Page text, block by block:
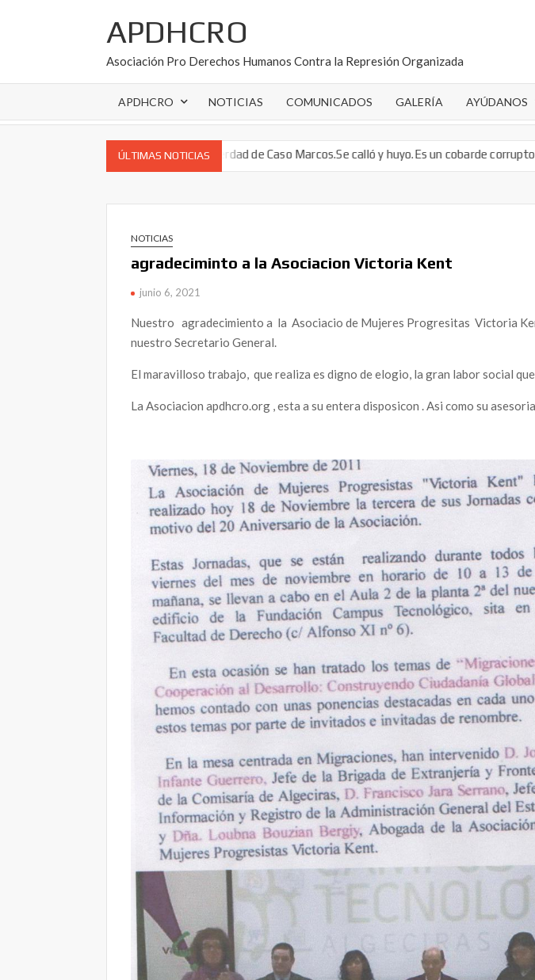
APDHCRO
Asociación Pro Derechos Humanos Contra la Represión Organizada
APDHCRO NOTICIAS COMUNICADOS GALERÍA AYÚDANOS
ÚLTIMAS NOTICIAS
Cádiz España. sabe la verdad de Caso Marcos.Se calló y huyo.Es un cobarde corrupto Listado
NOTICIAS
agradeciminto a la Asociacion Victoria Kent
junio 6, 2021
Nuestro agradecimiento a la Asociacio de Mujeres Progresitas Victoria
nuestro Secretario General.
El maravilloso trabajo, que realiza es digno de elogio, la gran labor social
La Asociacion apdhcro.org , esta a su entera disposicon . Asi como su